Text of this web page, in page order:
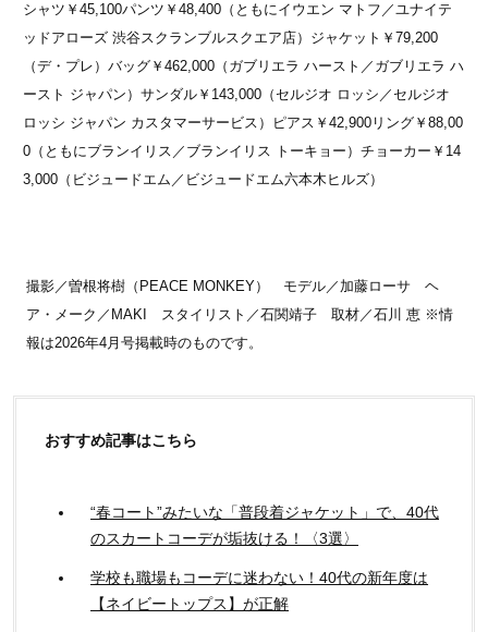
シャツ￥45,100パンツ￥48,400（ともにイウエン マトフ／ユナイテ
ッドアローズ 渋谷スクランブルスクエア店）ジャケット￥79,200
（デ・プレ）バッグ￥462,000（ガブリエラ ハースト／ガブリエラ ハ
ースト ジャパン）サンダル￥143,000（セルジオ ロッシ／セルジオ
ロッシ ジャパン カスタマーサービス）ピアス￥42,900リング￥88,00
0（ともにブランイリス／ブランイリス トーキョー）チョーカー￥14
3,000（ビジュードエム／ビジュードエム六本木ヒルズ）
撮影／曽根将樹（PEACE MONKEY） モデル／加藤ローサ ヘ
ア・メーク／MAKI スタイリスト／石関靖子 取材／石川 恵 ※情
報は2026年4月号掲載時のものです。
おすすめ記事はこちら
“春コート”みたいな「普段着ジャケット」で、40代
のスカートコーデが垢抜ける！〈3選〉
学校も職場もコーデに迷わない！40代の新年度は
【ネイビートップス】が正解